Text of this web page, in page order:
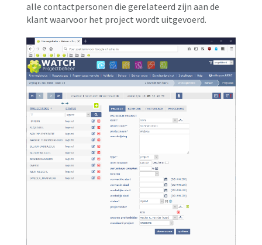
alle contactpersonen die gerelateerd zijn aan de
klant waarvoor het project wordt uitgevoerd.